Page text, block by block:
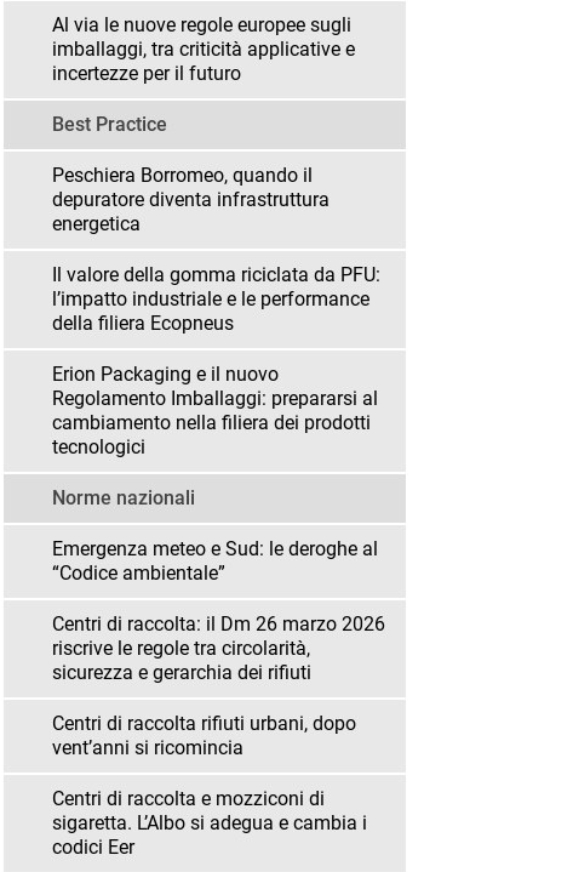
Al via le nuove regole europee sugli
imballaggi, tra criticità applicative e
incertezze per il futuro
Best Practice
Peschiera Borromeo, quando il
depuratore diventa infrastruttura
energetica
Il valore della gomma riciclata da PFU:
l’impatto industriale e le performance
della filiera Ecopneus
Erion Packaging e il nuovo
Regolamento Imballaggi: prepararsi al
cambiamento nella filiera dei prodotti
tecnologici
Norme nazionali
Emergenza meteo e Sud: le deroghe al
“Codice ambientale”
Centri di raccolta: il Dm 26 marzo 2026
riscrive le regole tra circolarità,
sicurezza e gerarchia dei rifiuti
Centri di raccolta rifiuti urbani, dopo
vent’anni si ricomincia
Centri di raccolta e mozziconi di
sigaretta. L’Albo si adegua e cambia i
codici Eer